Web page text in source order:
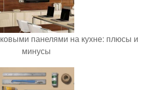
панелями на кухне: плюсы и
минусы